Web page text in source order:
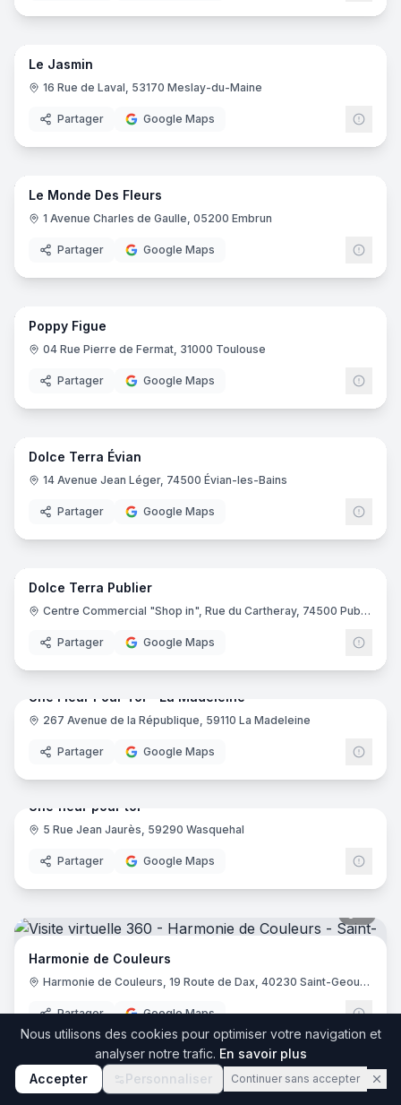
7
Le Jasmin
16 Rue de Laval, 53170 Meslay-du-Maine
Partager Google Maps
6
Le Monde Des Fleurs
1 Avenue Charles de Gaulle, 05200 Embrun
Partager Google Maps
7
Poppy Figue
04 Rue Pierre de Fermat, 31000 Toulouse
Partager Google Maps
6
Dolce Terra Évian
14 Avenue Jean Léger, 74500 Évian-les-Bains
Partager Google Maps
6
Dolce Terra Publier
Centre Commercial "Shop in", Rue du Cartheray, 74500 Publier
Partager Google Maps
Une Fleur Pour Toi - La Madeleine
267 Avenue de la République, 59110 La Madeleine
Partager Google Maps
Une fleur pour toi
5 Rue Jean Jaurès, 59290 Wasquehal
Partager Google Maps
Harmonie de Couleurs
Harmonie de Couleurs, 19 Route de Dax, 40230 Saint-Geours-de-Maremne
Partager Google Maps
Les Jardins du Sud
Route de Ponteilla, 66300 Llupia
Nous utilisons des cookies pour optimiser votre navigation et
analyser notre trafic. En savoir plus
Accepter
Personnaliser Continuer sans accepter